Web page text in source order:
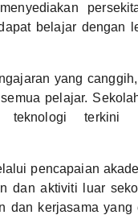
belajar dengan
yang
pelajar.
teknologi terkini
pencapaian
dan aktiviti luar
dan kerjasama yang